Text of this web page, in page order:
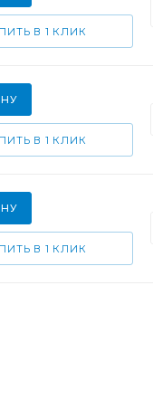
В 1 КЛИК
В 1 КЛИК
В 1 КЛИК